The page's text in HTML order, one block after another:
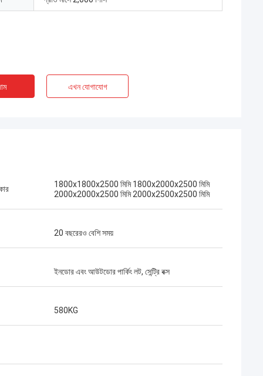
এখন যোগাযোগ
1800x1800x2500 মিমি 1800x2000x2500 মিমি
2000x2000x2500 মিমি 2000x2500x2500 মিমি
20 বছরেরও বেশি সময়
ইনডোর এবং আউটডোর পার্কিং লট, সেন্ট্রি বক্স
580KG